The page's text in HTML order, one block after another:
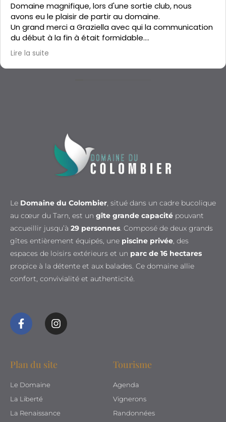
Domaine magnifique, lors d'une sortie club, nous
avons eu le plaisir de partir au domaine.
Un grand merci a Graziella avec qui la communication
du début à la fin à était formidable.
Le gîte est propre, isolé, les chambres bien espacé.
C'était parfait, merci Graziella
Lire la suite
Le Domaine du Colombier, situé dans un cadre bucolique
au cœur du Tarn, est un gîte grande capacité pouvant
accueillir jusqu’à 29 personnes. Composé de deux grands
gîtes entièrement équipés, une piscine privée, des
espaces de loisirs extérieurs et un parc de 16 hectares
propice à la détente et aux balades. Ce domaine allie
confort, convivialité et authenticité.
Plan du site
Le Domaine
La Liberté
La Renaissance
Tourisme
Agenda
Vignerons
Randonnées